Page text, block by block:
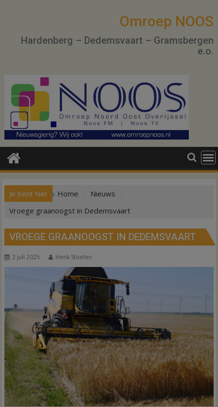
Omroep NOOS
Hardenberg – Dedemsvaart – Gramsbergen
e.o.
Je bent hier Home
Nieuws
Vroege graanoogst in Dedemsvaart
VROEGE GRAANOOGST IN DEDEMSVAART
2 juli 2025 Henk Stoeten